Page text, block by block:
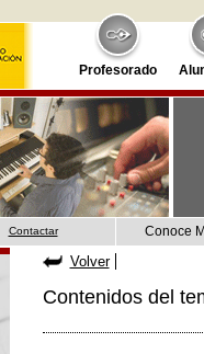
Profesorado
Contactar Conoce
Volver
Contenidos del